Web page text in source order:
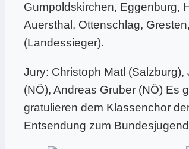
Gumpoldskirchen, Eggenburg,
Auersthal, Ottenschlag,
(Landessieger).
Jury: Christoph Matl
(NÖ), Andreas Gruber (NÖ) Es
gratulieren dem Klassenchor
Entsendung zum